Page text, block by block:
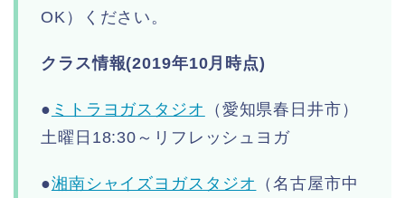
OK）ください。
クラス情報(2019年10月時点)
● ミトラヨガスタジオ
（愛知県春日井市）
土曜日18:30～リフレッシュヨガ
●湘南シャイズヨガスタジオ
（名古屋市中